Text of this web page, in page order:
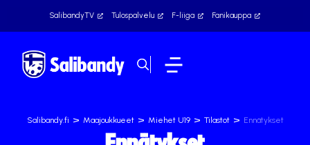
SalibandyTV Tulospalvelu F-liiga Fanikauppa
Salibandy.fi > Maajoukkueet > Miehet U19 > Tilastot > Ennätykset